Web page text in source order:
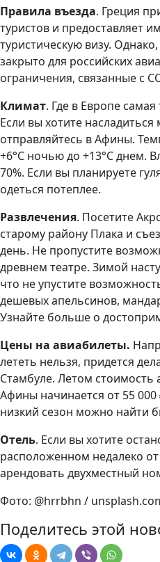
Правила въезда. Греция
туристов и предоставляет
туристическую визу.
закрыто для российских
ограничения, связанные с
Климат. Где в Европе
Если вы хотите
отправляйтесь в Афины.
+6°C ночью до +13°C днем.
70%. Если вы планируете
одеться потеплее.
Развлечения. Посетите
старому району Плака и
день. Не пропустите
древнем театре. Зимой
что не упустите
дешевых апельсинов,
Узнайте больше о
Цены на авиабилеты.
лететь нельзя, придется
Стамбуле. Летом
Афины начинается от 55
низкий сезон можно найти
Отель. Если вы хотите
расположенном недалеко
арендовать двухместный
Фото: @hrrbhn /
Поделитесь этой